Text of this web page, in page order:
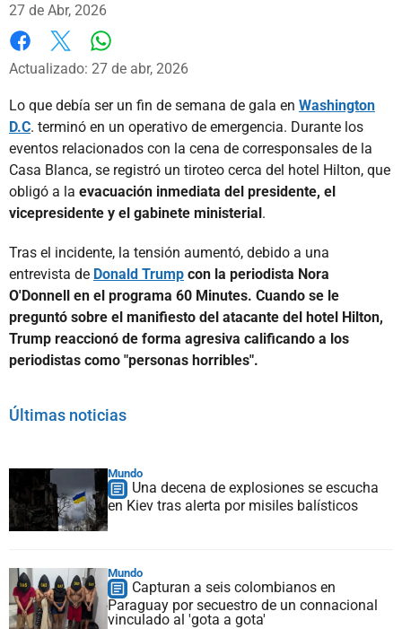
27 de Abr, 2026
Facebook
X
Actualizado: 27 de abr, 2026
Lo que debía ser un fin de semana de gala en Washington
D.C. terminó en un operativo de emergencia. Durante los
eventos relacionados con la cena de corresponsales de la
Casa Blanca, se registró un tiroteo cerca del hotel Hilton, que
obligó a la evacuación inmediata del presidente, el
vicepresidente y el gabinete ministerial.
Tras el incidente, la tensión aumentó, debido a una
entrevista de Donald Trump con la periodista Nora
O'Donnell en el programa 60 Minutes. Cuando se le
preguntó sobre el manifiesto del atacante del hotel Hilton,
Trump reaccionó de forma agresiva calificando a los
periodistas como "personas horribles".
Últimas noticias
Mundo
Una decena de explosiones se escucha
en Kiev tras alerta por misiles balísticos
Mundo
Capturan a seis colombianos en
Paraguay por secuestro de un connacional
vinculado al 'gota a gota'